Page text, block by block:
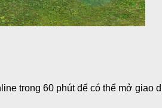
trong 60 phút để có thể mở giao